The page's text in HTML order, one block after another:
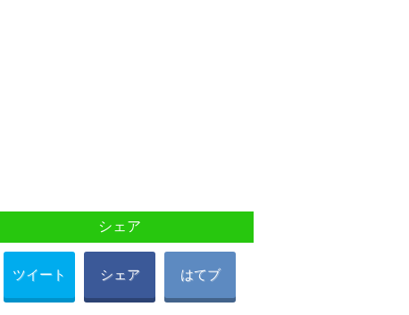
シェア
ツイート シェア はてブ